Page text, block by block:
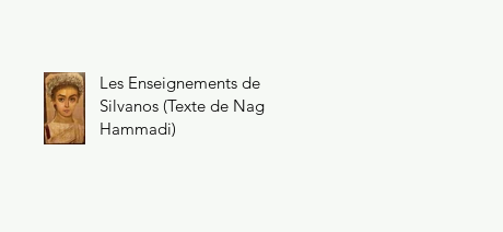
Les Enseignements de
Silvanos (Texte de Nag
Hammadi)